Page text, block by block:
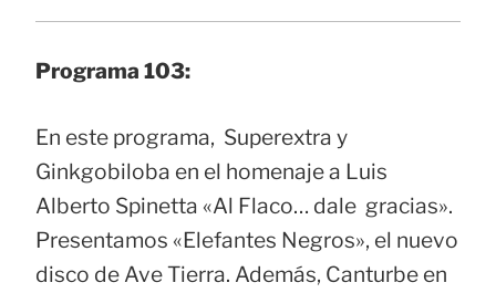
Programa 103:
En este programa, Superextra y
Ginkgobiloba en el homenaje a Luis
Alberto Spinetta «Al Flaco… dale gracias».
Presentamos «Elefantes Negros», el nuevo
disco de Ave Tierra. Además, Canturbe en